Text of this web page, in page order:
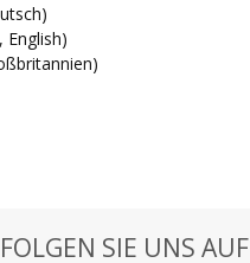
English)
FOLGEN SIE UNS AUF